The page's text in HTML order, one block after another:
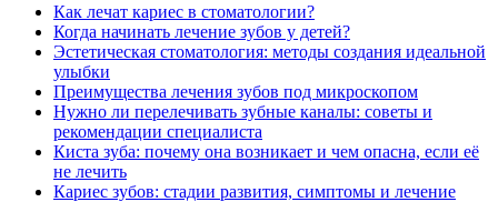
Как лечат кариес в стоматологии?
Когда начинать лечение зубов у детей?
Эстетическая стоматология: методы создания идеальной
улыбки
Преимущества лечения зубов под микроскопом
Нужно ли перелечивать зубные каналы: советы и
рекомендации специалиста
Киста зуба: почему она возникает и чем опасна, если её
не лечить
Кариес зубов: стадии развития, симптомы и лечение